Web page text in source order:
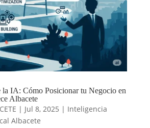
la IA: Cómo Posicionar tu Negocio en
Albacete
| Jul 8, 2025 | Inteligencia
Albacete